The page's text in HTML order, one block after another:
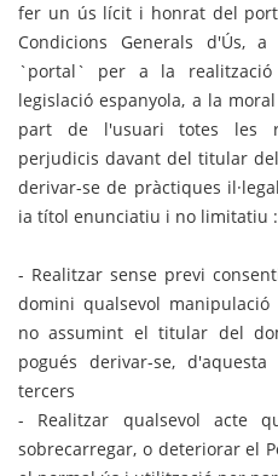
fer un ús lícit i honrat del
Condicions Generals d'Ús,
`portal` per a la realització
legislació espanyola, a la
part de l'usuari totes les
perjudicis davant del titular
derivar-se de pràctiques
ia títol enunciatiu i no limitatiu :
- Realitzar sense previ
domini qualsevol
no assumint el titular del
pogués derivar-se,
tercers
- Realitzar qualsevol acte
sobrecarregar, o deteriorar el